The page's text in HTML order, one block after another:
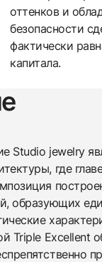
оттенков и
безопасности
фактически
капитала.
Studio jewelry
где
образующих
Triple Excellent